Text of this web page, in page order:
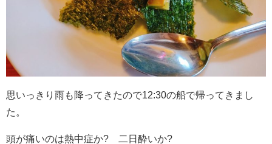
思いっきり雨も降ってきたので12:30の船で帰ってきまし
た。
頭が痛いのは熱中症か? 二日酔いか?